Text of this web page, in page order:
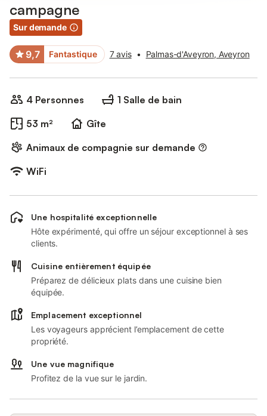
campagne
Sur demande
9,7 Fantastique 7 avis • Palmas-d'Aveyron, Aveyron
4 Personnes
1 Salle de bain
53 m²
Gîte
Animaux de compagnie sur demande
WiFi
Une hospitalité exceptionnelle
Hôte expérimenté, qui offre un séjour exceptionnel à ses
clients.
Cuisine entièrement équipée
Préparez de délicieux plats dans une cuisine bien
équipée.
Emplacement exceptionnel
Les voyageurs apprécient l’emplacement de cette
propriété.
Une vue magnifique
Profitez de la vue sur le jardin.